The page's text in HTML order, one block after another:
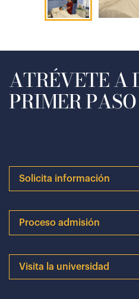
ATRÉVETE A
PRIMER PASO
Solicita información
Proceso admisión
Visita la universidad